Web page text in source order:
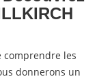
comprendre les
donnerons un